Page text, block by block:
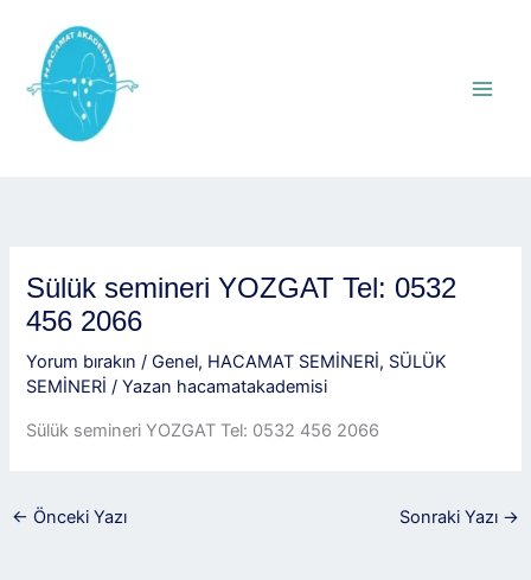
Sülük semineri YOZGAT Tel: 0532
456 2066
Yorum bırakın /Genel, HACAMAT SEMİNERİ, SÜLÜK
SEMİNERİ / Yazan hacamatakademisi
Sülük semineri YOZGAT Tel: 0532 456 2066
← Önceki Yazı Sonraki Yazı →